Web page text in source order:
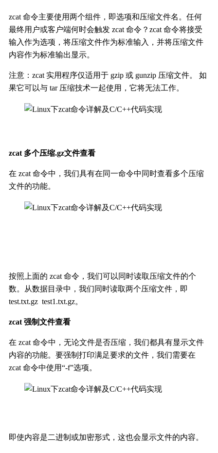
zcat 命令主要使用两个组件，即选项和压缩文件名。任何
最终用户或客户端何时会触发 zcat 命令？zcat 命令将接受
输入作为选项，将压缩文件作为标准输入，并将压缩文件
内容作为标准输出显示。
注意：zcat 实用程序仅适用于 gzip 或 gunzip 压缩文件。 如
果它可以与 tar 压缩技术一起使用，它将无法工作。
zcat 多个压缩.gz文件查看
在 zcat 命令中，我们具有在同一命令中同时查看多个压缩
文件的功能。
按照上面的 zcat 命令，我们可以同时读取压缩文件的个
数。从数据目录中，我们同时读取两个压缩文件，即
test.txt.gz test1.txt.gz。
zcat 强制文件查看
在 zcat 命令中，无论文件是否压缩，我们都具有显示文件
内容的功能。要强制打印满足要求的文件，我们需要在
zcat 命令中使用“-f”选项。
即使内容是二进制或加密形式，这也会显示文件的内容。